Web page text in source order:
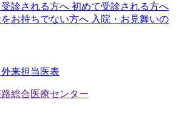
初めて受診される方へ
入院・お見舞いの
外来担当医表